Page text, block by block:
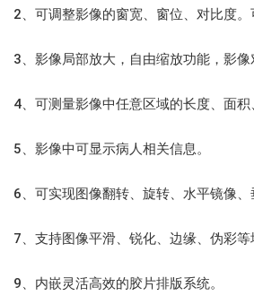
2、可调整影像的窗宽、窗位、对比度。
3、影像局部放大，自由缩放功能，影像
4、可测量影像中任意区域的长度、面积
5、影像中可显示病人相关信息。
6、可实现图像翻转、旋转、水平镜像、
7、支持图像平滑、锐化、边缘、伪彩等
9、内嵌灵活高效的胶片排版系统。
试金石区域PACS平台